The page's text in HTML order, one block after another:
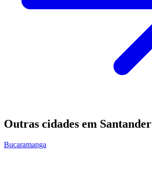
Outras cidades em Santander
Bucaramanga